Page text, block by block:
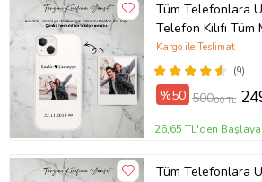
Tüm Telefonlara
Telefon Kılıfı
Açıklamada
(9)
Kargo ile Teslimat
%50 500,00 TL
26,65 TL'den
Tüm Telefonlara